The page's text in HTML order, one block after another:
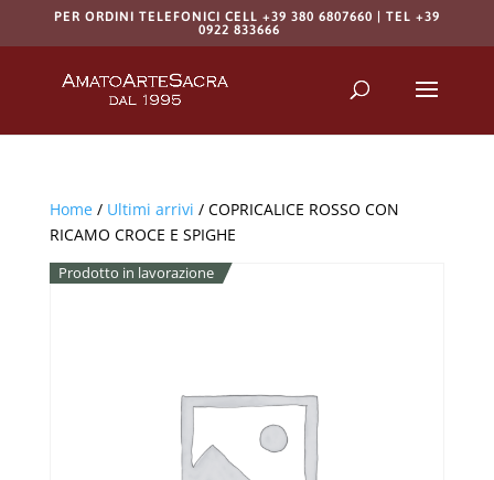
PER ORDINI TELEFONICI CELL +39 380 6807660 | TEL +39
0922 833666
Home/ Ultimi arrivi / COPRICALICE ROSSO CON
RICAMO CROCE E SPIGHE
Prodotto in lavorazione